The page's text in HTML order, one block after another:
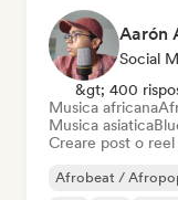
Aarón
Social
&gt; 400
Musica africana
Musica asiatica
Creare post o
Afrobeat /